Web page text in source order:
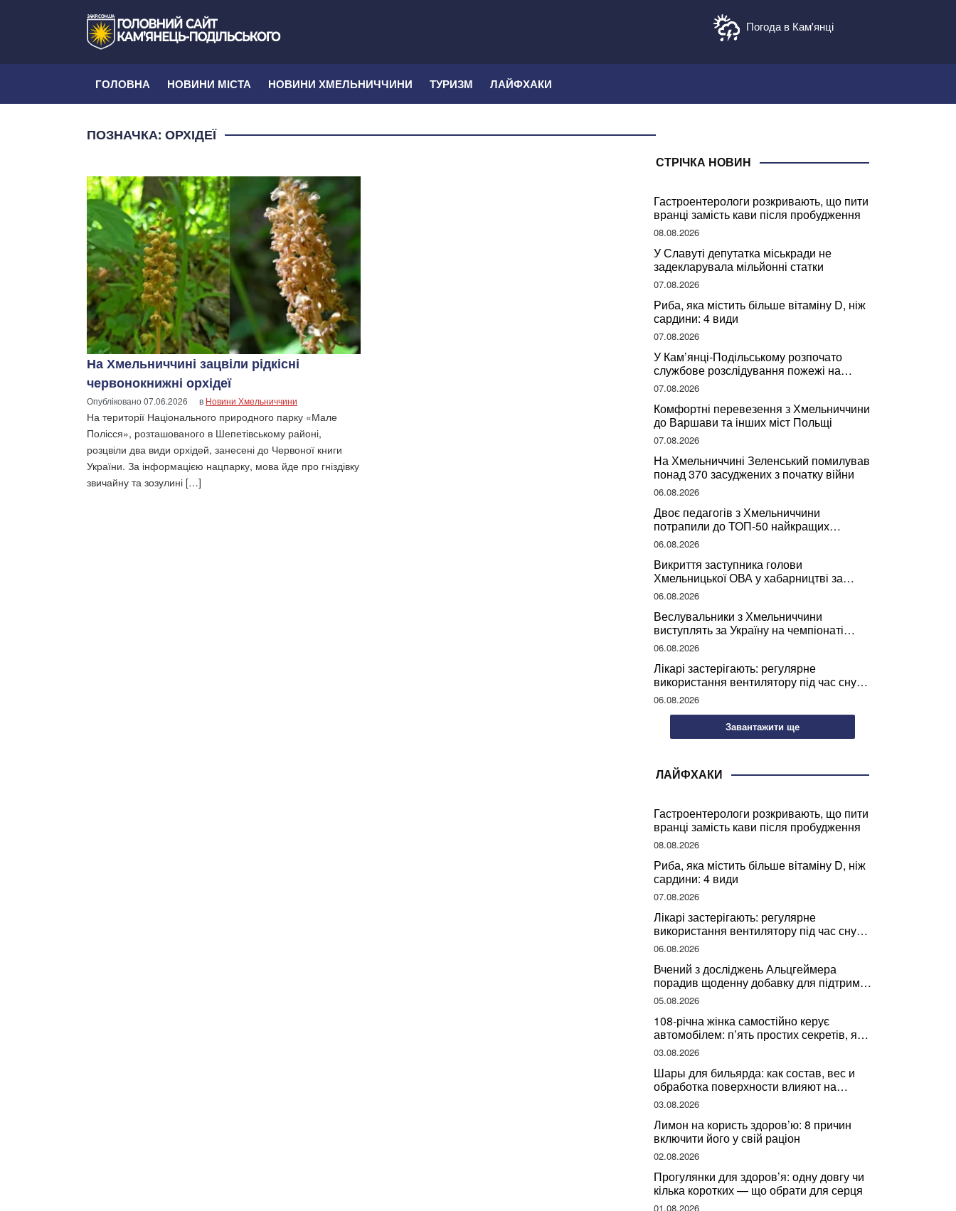
Погода в Кам'янці
ГОЛОВНА НОВИНИ МІСТА НОВИНИ ХМЕЛЬНИЧЧИНИ ТУРИЗМ ЛАЙФХАКИ
ПОЗНАЧКА: ОРХІДЕЇ
На Хмельниччині зацвіли рідкісні
червонокнижні орхідеї
Опубліковано07.06.2026 в Новини Хмельниччини
На території Національного природного парку «Мале
Полісся», розташованого в Шепетівському районі,
розцвіли два види орхідей, занесені до Червоної книги
України. За інформацією нацпарку, мова йде про гніздівку
звичайну та зозулині […]
СТРІЧКА НОВИН
Гастроентерологи розкривають, що пити
вранці замість кави після пробудження
08.08.2026
У Славуті депутатка міськради не
задекларувала мільйонні статки
07.08.2026
Риба, яка містить більше вітаміну D, ніж
сардини: 4 види
07.08.2026
У Кам’янці-Подільському розпочато
службове розслідування пожежі на
сміттєзвалищі
07.08.2026
Комфортні перевезення з Хмельниччини
до Варшави та інших міст Польщі
07.08.2026
На Хмельниччині Зеленський помилував
понад 370 засуджених з початку війни
06.08.2026
Двоє педагогів з Хмельниччини
потрапили до ТОП-50 найкращих
учителів України
06.08.2026
Викриття заступника голови
Хмельницької ОВА у хабарництві за
підписання контрактів на ремонт доріг
06.08.2026
Веслувальники з Хмельниччини
виступлять за Україну на чемпіонаті
світу
06.08.2026
Лікарі застерігають: регулярне
використання вентилятору під час сну
може негативно вплинути на ваше
здоров’я
06.08.2026
Завантажити ще
ЛАЙФХАКИ
Гастроентерологи розкривають, що пити
вранці замість кави після пробудження
08.08.2026
Риба, яка містить більше вітаміну D, ніж
сардини: 4 види
07.08.2026
Лікарі застерігають: регулярне
використання вентилятору під час сну
може негативно вплинути на ваше
здоров’я
06.08.2026
Вчений з досліджень Альцгеймера
порадив щоденну добавку для підтримки
мозкової діяльності
05.08.2026
108-річна жінка самостійно керує
автомобілем: п’ять простих секретів, які
допомогли їй дожити до століття
03.08.2026
Шары для бильярда: как состав, вес и
обработка поверхности влияют на
динамику игры
03.08.2026
Лимон на користь здоров’ю: 8 причин
включити його у свій раціон
02.08.2026
Прогулянки для здоров’я: одну довгу чи
кілька коротких — що обрати для серця
01.08.2026